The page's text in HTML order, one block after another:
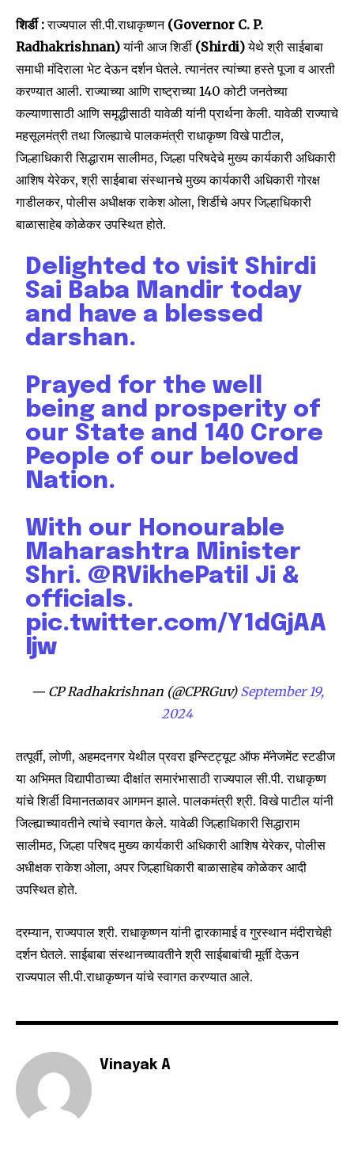
Join our community of
SUBSCRIBERS and be part of the
conversation.
To subscribe, simply enter your email address on our website
or click the subscribe button below. Don't worry, we respect
your privacy and won't spam your inbox. Your information is
SUBSCRIBE
I've read and accept thePrivacy Policy.
6,300
शिर्डी :राज्यपाल सी.पी.राधाकृष्णन(Governor C. P.
Radhakrishnan)यांनी आज शिर्डी (Shirdi)येथे श्री साईबाबा
समाधी मंदिराला भेट देऊन दर्शन घेतले. त्यानंतर त्यांच्या हस्ते पूजा व आरती
करण्यात आली. राज्याच्या आणि राष्ट्राच्या 140 कोटी जनतेच्या
कल्याणासाठी आणि समृद्धीसाठी यावेळी यांनी प्रार्थना केली. यावेळी राज्याचे
महसूलमंत्री तथा जिल्ह्याचे पालकमंत्री राधाकृष्ण विखे पाटील,
जिल्हाधिकारी सिद्धाराम सालीमठ, जिल्हा परिषदेचे मुख्य कार्यकारी अधिकारी
आशिष येरेकर, श्री साईबाबा संस्थानचे मुख्य कार्यकारी अधिकारी गोरक्ष
गाडीलकर, पोलीस अधीक्षक राकेश ओला, शिर्डीचे अपर जिल्हाधिकारी
बाळासाहेब कोळेकर उपस्थित होते.
Delighted to visit Shirdi
Sai Baba Mandir today
and have a blessed
darshan.
Prayed for the well
being and prosperity of
our State and 140 Crore
People of our beloved
Nation.
With our Honourable
Maharashtra Minister
Shri. @RVikhePatil Ji &
officials.
pic.twitter.com/Y1dGjAA
Ijw
— CP Radhakrishnan (@CPRGuv) September 19,
2024
तत्पूर्वी, लोणी, अहमदनगर येथील प्रवरा इन्स्टिट्यूट ऑफ मॅनेजमेंट स्टडीज
या अभिमत विद्यापीठाच्या दीक्षांत समारंभासाठी राज्यपाल सी.पी. राधाकृष्ण
यांचे शिर्डी विमानतळावर आगमन झाले. पालकमंत्री श्री. विखे पाटील यांनी
जिल्ह्याच्यावतीने त्यांचे स्वागत केले. यावेळी जिल्हाधिकारी सिद्धाराम
सालीमठ, जिल्हा परिषद मुख्य कार्यकारी अधिकारी आशिष येरेकर, पोलीस
अधीक्षक राकेश ओला, अपर जिल्हाधिकारी बाळासाहेब कोळेकर आदी
उपस्थित होते.
दरम्यान, राज्यपाल श्री. राधाकृष्णन यांनी द्वारकामाई व गुरस्थान मंदीराचेही
दर्शन घेतले. साईबाबा संस्थानच्यावतीने श्री साईबाबांची मूर्ती देऊन
राज्यपाल सी.पी.राधाकृष्णन यांचे स्वागत करण्यात आले.
Vinayak A